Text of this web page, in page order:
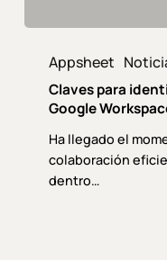
mejor
licencia
Google
Appsheet
Claves para
Google
Ha llegado el
colaboración
dentro…